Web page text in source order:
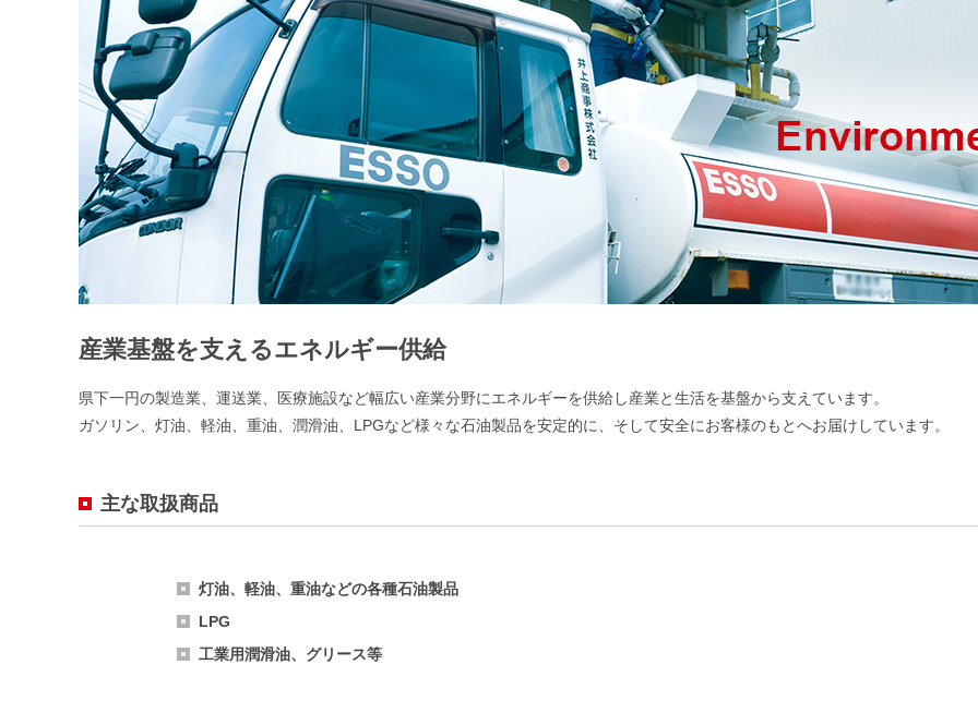
産業基盤を支えるエネルギー供給
県下一円の製造業、運送業、医療施設など幅広い産業分野にエネルギーを供給し産業と生活を基盤から支えています。
ガソリン、灯油、軽油、重油、潤滑油、LPGなど様々な石油製品を安定的に、そして安全にお客様のもとへお届けしています。
主な取扱商品
灯油、軽油、重油などの各種石油製品
LPG
工業用潤滑油、グリース等